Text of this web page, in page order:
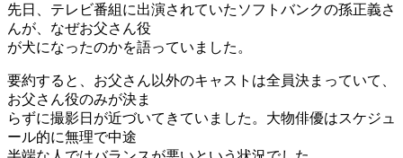
先日、テレビ番組に出演されていたソフトバンクの孫正義さ
んが、なぜお父さん役
が犬になったのかを語っていました。
要約すると、お父さん以外のキャストは全員決まっていて、
お父さん役のみが決ま
らずに撮影日が近づいてきていました。大物俳優はスケジュ
ール的に無理で中途